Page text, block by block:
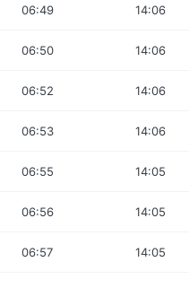
06:49 14:06
06:50 14:06
06:52 14:06
06:53 14:06
06:55 14:05
06:56 14:05
06:57 14:05